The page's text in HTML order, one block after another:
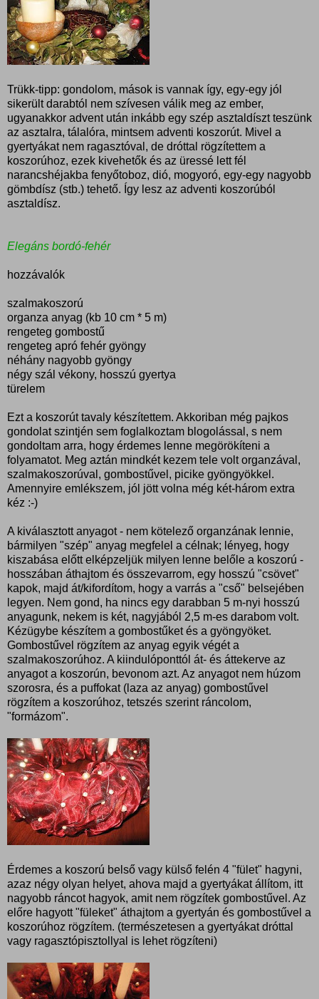
Trükk-tipp: gondolom, mások is vannak így, egy-egy jól
sikerült darabtól nem szívesen válik meg az ember,
ugyanakkor advent után inkább egy szép asztaldíszt teszünk
az asztalra, tálalóra, mintsem adventi koszorút. Mivel a
gyertyákat nem ragasztóval, de dróttal rögzítettem a
koszorúhoz, ezek kivehetők és az üressé lett fél
narancshéjakba fenyőtoboz, dió, mogyoró, egy-egy nagyobb
gömbdísz (stb.) tehető. Így lesz az adventi koszorúból
asztaldísz.
Elegáns bordó-fehér
hozzávalók
szalmakoszorú
organza anyag (kb 10 cm * 5 m)
rengeteg gombostű
rengeteg apró fehér gyöngy
néhány nagyobb gyöngy
négy szál vékony, hosszú gyertya
türelem
Ezt a koszorút tavaly készítettem. Akkoriban még pajkos
gondolat szintjén sem foglalkoztam blogolással, s nem
gondoltam arra, hogy érdemes lenne megörökíteni a
folyamatot. Meg aztán mindkét kezem tele volt organzával,
szalmakoszorúval, gombostűvel, picike gyöngyökkel.
Amennyire emlékszem, jól jött volna még két-három extra
kéz :-)
A kiválasztott anyagot - nem kötelező organzának lennie,
bármilyen "szép" anyag megfelel a célnak; lényeg, hogy
kiszabása előtt elképzeljük milyen lenne belőle a koszorú -
hosszában áthajtom és összevarrom, egy hosszú "csövet"
kapok, majd át/kifordítom, hogy a varrás a "cső" belsejében
legyen. Nem gond, ha nincs egy darabban 5 m-nyi hosszú
anyagunk, nekem is két, nagyjából 2,5 m-es darabom volt.
Kézügybe készítem a gombostűket és a gyöngyöket.
Gombostűvel rögzítem az anyag egyik végét a
szalmakoszorúhoz. A kiindulóponttól át- és áttekerve az
anyagot a koszorún, bevonom azt. Az anyagot nem húzom
szorosra, és a puffokat (laza az anyag) gombostűvel
rögzítem a koszorúhoz, tetszés szerint ráncolom,
"formázom".
Érdemes a koszorú belső vagy külső felén 4 "fület" hagyni,
azaz négy olyan helyet, ahova majd a gyertyákat állítom, itt
nagyobb ráncot hagyok, amit nem rögzítek gombostűvel. Az
előre hagyott "füleket" áthajtom a gyertyán és gombostűvel a
koszorúhoz rögzítem. (természetesen a gyertyákat dróttal
vagy ragasztópisztollyal is lehet rögzíteni)